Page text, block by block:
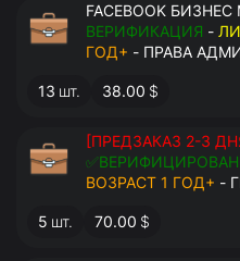
FACEBOOK
ВЕРИФИКАЦИЯ -
ГОД+ - ПРАВА
13 шт. 38.00 $
[ПРЕДЗАКАЗ 2-3
ВОЗРАСТ 1 ГОД+ -
-
НОМЕРОВ - ПРАВА
5 шт. 70.00 $